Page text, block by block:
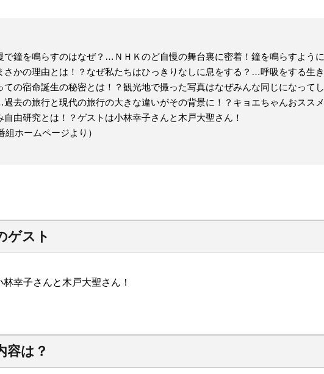
で鐘を鳴らすのはなぜ？…ＮＨＫのど自慢の舞台裏に密着！鐘を鳴らすように
さかの理由とは！？なぜ私たちはひっきりなしに息をする？…呼吸をする生き
ての宿命誕生の秘密とは！？観光地で撮った写真はなぜみんな同じになってし
去の旅行と現代の旅行の大きな違いがその背景に！？キョエちゃんおススメ
自由研究とは！？ゲストは小林幸子さんと木戸大聖さん！
組ホームページより）
ゲスト
幸子さんと木戸大聖さん！
容は？